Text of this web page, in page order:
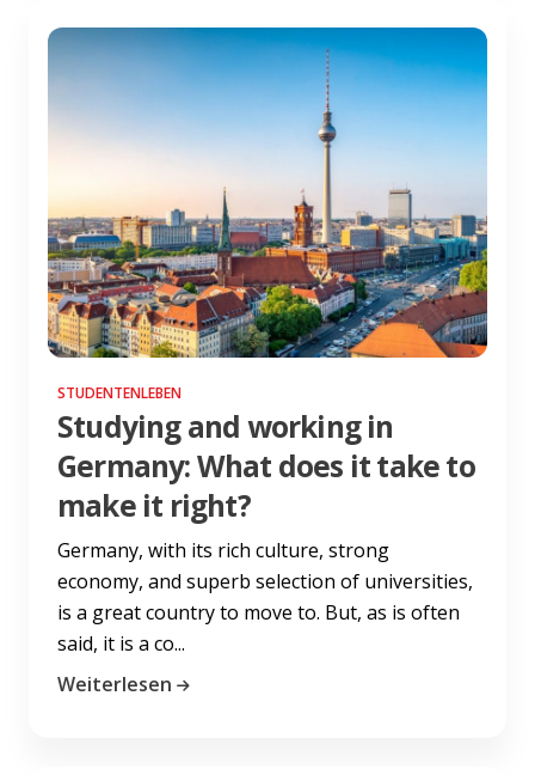
STUDENTENLEBEN
Studying and working in
Germany: What does it take to
make it right?
Germany, with its rich culture, strong
economy, and superb selection of universities,
is a great country to move to. But, as is often
said, it is a co...
Weiterlesen